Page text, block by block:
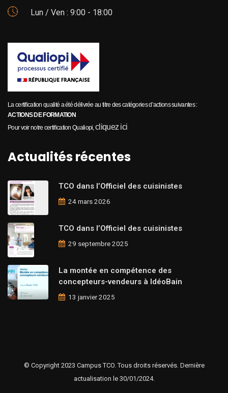
Lun / Ven : 9:00 - 18:00
La certification qualité a été délivrée au titre des catégories d’actions suivantes :
ACTIONS DE FORMATION
Pour voir notre certification Qualiopi,cliquez ici
Actualités récentes
TCO dans l’Officiel des cuisinistes
24 mars 2026
TCO dans l’Officiel des cuisinistes
29 septembre 2025
La montée en compétence des
concepteurs-vendeurs à IdéoBain
13 janvier 2025
© Copyright 2023 Campus TCO. Tous droits réservés. Dernière
actualisation le 30/01/2024.